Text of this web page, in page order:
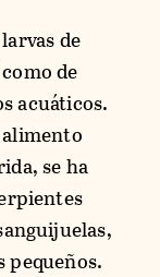
de
de
acuáticos.
se ha
pequeños.